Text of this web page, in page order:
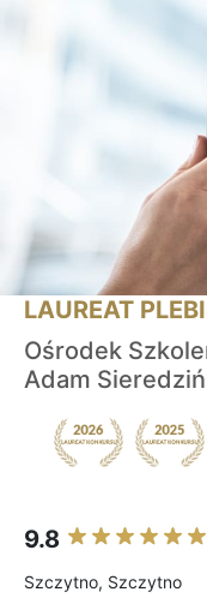
LAUREAT
Ośrodek
Adam
9.8
Szczytno, Szczytno